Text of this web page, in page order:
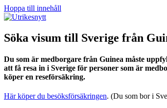
Hoppa till innehåll
Söka visum till Sverige från
Du som är medborgare från Guinea måste
att få resa in i Sverige för personer som är
köper en reseförsäkring.
Här köper du besöksförsäkringen. (Du som bor i